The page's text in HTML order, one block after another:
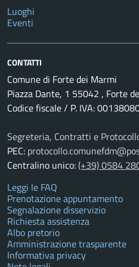
Luoghi
Eventi
CONTATTI
Comune di Forte dei Marmi
Piazza Dante, 1 55042 , Forte
Codice fiscale / P. IVA:
Segreteria, Contratti e
PEC:
Centralino unico:(+39) 0584
Leggi le FAQ
Prenotazione appuntamento
Segnalazione disservizio
Richiesta assistenza
Albo pretorio
Amministrazione trasparente
Informativa privacy